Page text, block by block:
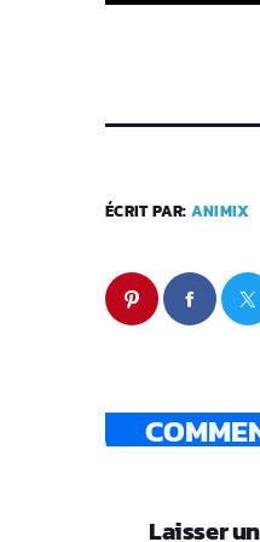
ÉCRIT PAR: ANIMIX
Laisser